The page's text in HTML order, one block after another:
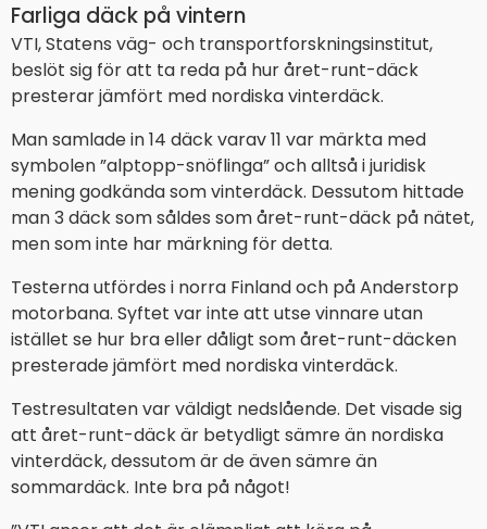
Farliga däck på vintern
VTI, Statens väg- och transportforskningsinstitut,
beslöt sig för att ta reda på hur året-runt-däck
presterar jämfört med nordiska vinterdäck.
Man samlade in 14 däck varav 11 var märkta med
symbolen ”alptopp-snöflinga” och alltså i juridisk
mening godkända som vinterdäck. Dessutom hittade
man 3 däck som såldes som året-runt-däck på nätet,
men som inte har märkning för detta.
Testerna utfördes i norra Finland och på Anderstorp
motorbana. Syftet var inte att utse vinnare utan
istället se hur bra eller dåligt som året-runt-däcken
presterade jämfört med nordiska vinterdäck.
Testresultaten var väldigt nedslående. Det visade sig
att året-runt-däck är betydligt sämre än nordiska
vinterdäck, dessutom är de även sämre än
sommardäck. Inte bra på något!